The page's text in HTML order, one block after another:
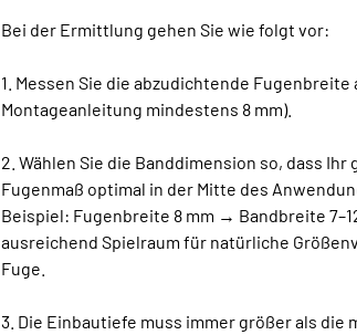
Bei der Ermittlung gehen Sie wie folgt vor:
1. Messen Sie die abzudichtende Fugenbreite
Montageanleitung mindestens 8 mm).
2. Wählen Sie die Banddimension so, dass Ihr
Fugenmaß optimal in der Mitte des
Beispiel: Fugenbreite 8 mm → Bandbreite
ausreichend Spielraum für natürliche
Fuge.
3. Die Einbautiefe muss immer größer als die